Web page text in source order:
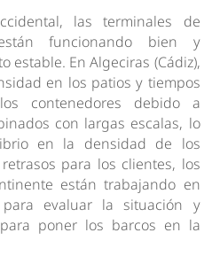
las terminales de
funcionando bien y
estable. En Algeciras (Cádiz),
en los patios y tiempos
contenedores debido a
con largas escalas, lo
en la densidad de los
para los clientes, los
están trabajando en
para evaluar la situación y
poner los barcos en la